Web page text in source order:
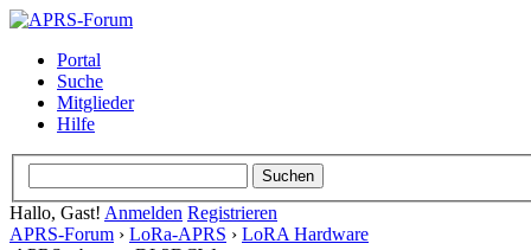
Portal
Suche
Mitglieder
Hilfe
Hallo, Gast! Anmelden Registrieren
APRS-Forum › LoRa-APRS › LoRA Hardware